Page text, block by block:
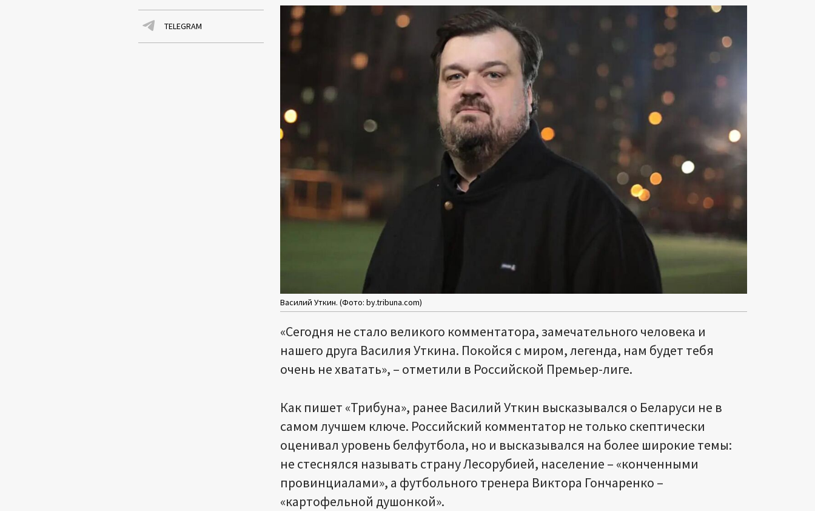
TELEGRAM
Василий Уткин. (Фото: by.tribuna.com)
«Сегодня не стало великого комментатора, замечательного человека и
нашего друга Василия Уткина. Покойся с миром, легенда, нам будет тебя
очень не хватать», – отметили в Российской Премьер-лиге.
Как пишет «Трибуна», ранее Василий Уткин высказывался о Беларуси не в
самом лучшем ключе. Российский комментатор не только скептически
оценивал уровень белфутбола, но и высказывался на более широкие темы:
не стеснялся называть страну Лесорубией, население – «конченными
провинциалами», а футбольного тренера Виктора Гончаренко –
«картофельной душонкой».